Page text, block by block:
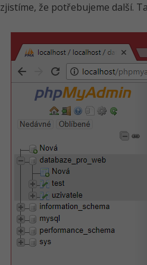
zjistíme, že potřebujeme další.